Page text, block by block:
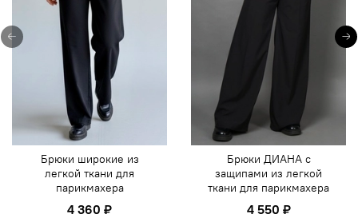
Брюки широкие из
легкой ткани для
парикмахера
4 360 ₽
Брюки ДИАНА с
защипами из легкой
ткани для парикмахера
4 550 ₽